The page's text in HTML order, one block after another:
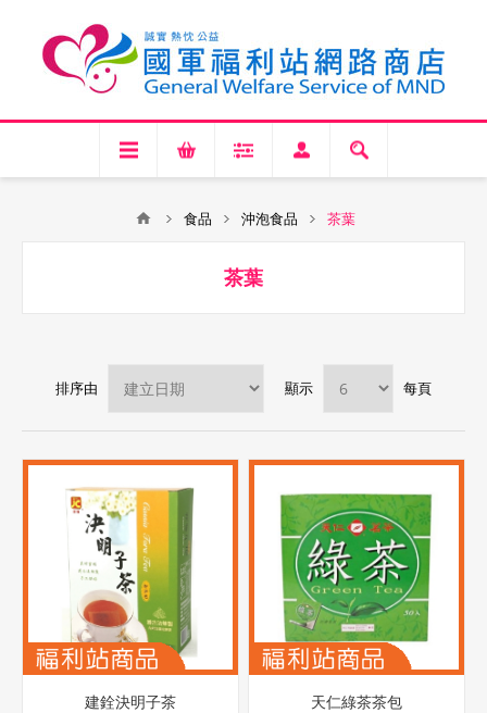
食品 沖泡食品 茶葉
茶葉
排序由 顯示 每頁
建銓決明子茶 天仁綠茶茶包